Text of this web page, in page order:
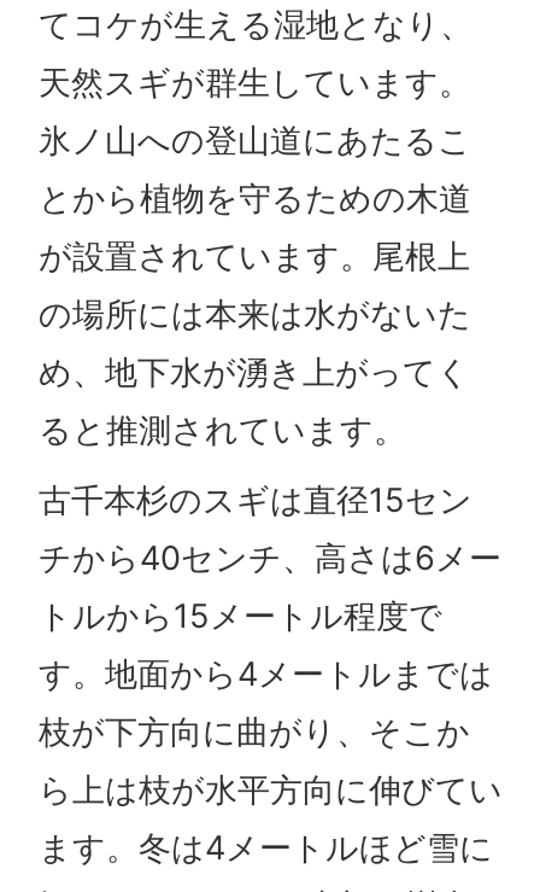
てコケが生える湿地となり、
天然スギが群生しています。
氷ノ山への登山道にあたるこ
とから植物を守るための木道
が設置されています。尾根上
の場所には本来は水がないた
め、地下水が湧き上がってく
ると推測されています。
古千本杉のスギは直径15セン
チから40センチ、高さは6メー
トルから15メートル程度で
す。地面から4メートルまでは
枝が下方向に曲がり、そこか
ら上は枝が水平方向に伸びてい
ます。冬は4メートルほど雪に